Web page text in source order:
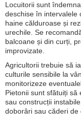
Locuitorii sunt
deschise în intervalele
haine călduroase și
urechile. Se
balcoane și din curți,
improvizate.
Agricultorii trebuie să
culturile sensibile la
monitorizeze
Pietonii sunt sfătuiți
sau construcții
doborâri sau căderi de